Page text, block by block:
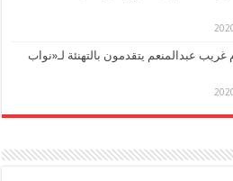
غريب عبدالمنعم يتقدمون بالتهنئة لـ«نواب